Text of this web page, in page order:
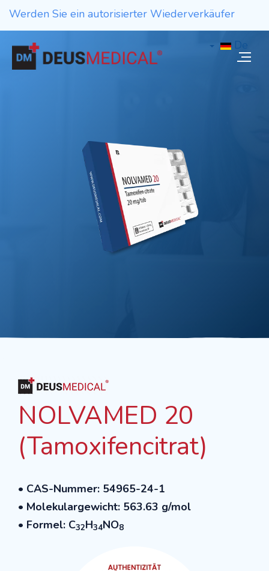
Werden Sie ein autorisierter Wiederverkäufer
De
NOLVAMED 20
(Tamoxifencitrat)
• CAS-Nummer: 54965-24-1
• Molekulargewicht: 563.63 g/mol
• Formel: C32H34NO8